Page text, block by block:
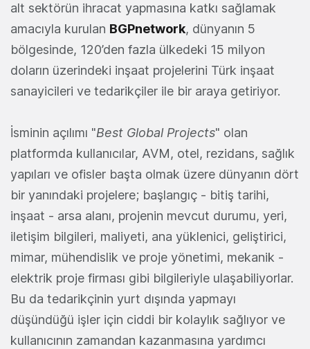
alt sektörün ihracat yapmasına katkı sağlamak
amacıyla kurulan BGPnetwork, dünyanın 5
bölgesinde, 120’den fazla ülkedeki 15 milyon
doların üzerindeki inşaat projelerini Türk inşaat
sanayicileri ve tedarikçiler ile bir araya getiriyor.
İsminin açılımı "Best Global Projects" olan
platformda kullanıcılar, AVM, otel, rezidans, sağlık
yapıları ve ofisler başta olmak üzere dünyanın dört
bir yanındaki projelere; başlangıç - bitiş tarihi,
inşaat - arsa alanı, projenin mevcut durumu, yeri,
iletişim bilgileri, maliyeti, ana yüklenici, geliştirici,
mimar, mühendislik ve proje yönetimi, mekanik -
elektrik proje firması gibi bilgileriyle ulaşabiliyorlar.
Bu da tedarikçinin yurt dışında yapmayı
düşündüğü işler için ciddi bir kolaylık sağlıyor ve
kullanıcının zamandan kazanmasına yardımcı